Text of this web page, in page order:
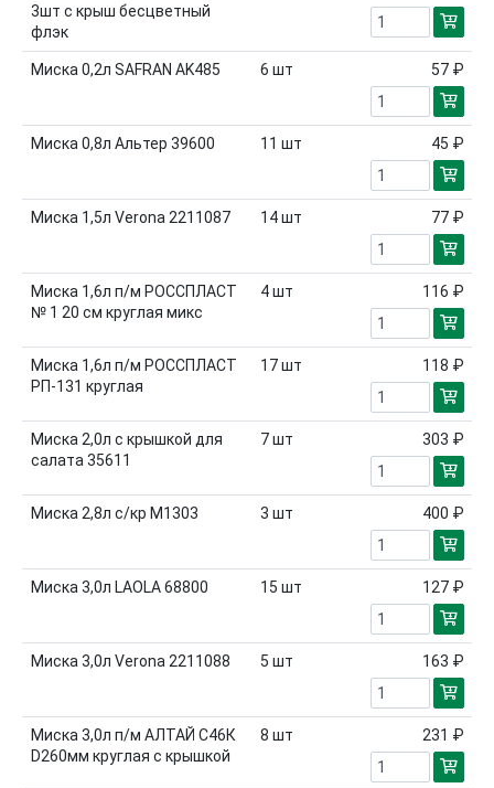
3шт с крыш бесцветный
флэк
Миска 0,2л SAFRAN AK485 6 шт 57 ₽
Миска 0,8л Альтер 39600 11 шт 45 ₽
Миска 1,5л Verona 2211087 14шт 77 ₽
Миска 1,6л п/м РОССПЛАСТ
№ 1 20 см круглая микс
4шт 116 ₽
Миска 1,6л п/м РОССПЛАСТ
РП-131 круглая
17шт 118 ₽
Миска 2,0л с крышкой для
салата 35611
7шт 303 ₽
Миска 2,8л с/кр М1303 3 шт 400 ₽
Миска 3,0л LAOLA 68800 15 шт 127 ₽
Миска 3,0л Verona 2211088 5 шт 163 ₽
Миска 3,0л п/м АЛТАЙ С46К
D260мм круглая с крышкой
8 шт 231 ₽